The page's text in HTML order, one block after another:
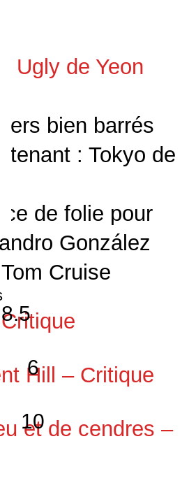
Ugly de Yeon
bien barrés
: Tokyo de
de folie pour
González
Cruise
8.5
6
Hill – Critique
10
et de cendres –